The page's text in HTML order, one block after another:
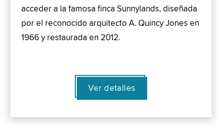
acceder a la famosa finca Sunnylands, diseñada
por el reconocido arquitecto A. Quincy Jones en
1966 y restaurada en 2012.
Ver detalles